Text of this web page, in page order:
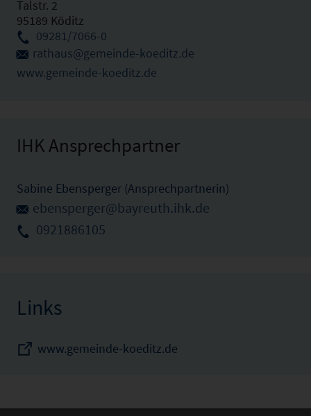
Talstr. 2
95189 Köditz
09281/7066-0
rathaus@gemeinde-koeditz.de
www.gemeinde-koeditz.de
IHK Ansprechpartner
Sabine Ebensperger (Ansprechpartnerin)
ebensperger@bayreuth.ihk.de
0921886105
Links
www.gemeinde-koeditz.de